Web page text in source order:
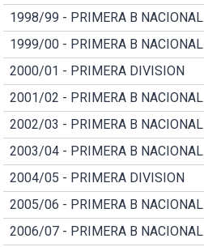
1998/99 - PRIMERA B NACIONAL
1999/00 - PRIMERA B NACIONAL
2000/01 - PRIMERA DIVISION
2001/02 - PRIMERA B NACIONAL
2002/03 - PRIMERA B NACIONAL
2003/04 - PRIMERA B NACIONAL
2004/05 - PRIMERA DIVISION
2005/06 - PRIMERA B NACIONAL
2006/07 - PRIMERA B NACIONAL